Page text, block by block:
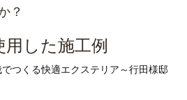
？
した施工例
つくる快適エクステリア～行田様邸